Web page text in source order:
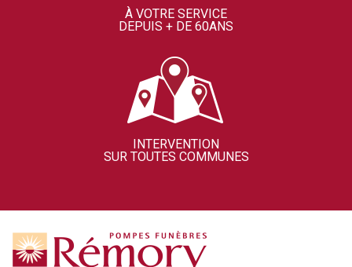
À VOTRE SERVICE
DEPUIS + DE 60ANS
INTERVENTION
SUR TOUTES COMMUNES